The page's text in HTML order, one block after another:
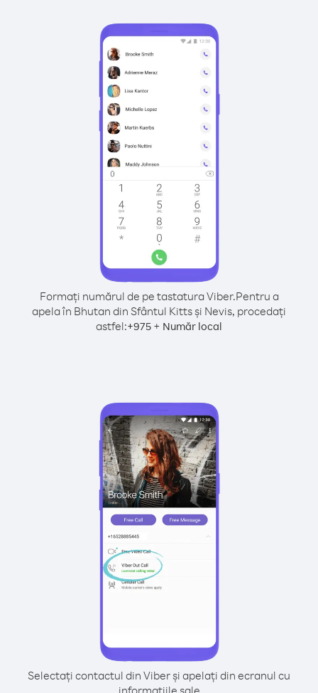
Formați numărul de pe tastatura Viber.Pentru a
apela în Bhutan din Sfântul Kitts și Nevis, procedați
astfel:+975 + Număr local
Selectați contactul din Viber și apelați din ecranul cu
informațiile sale